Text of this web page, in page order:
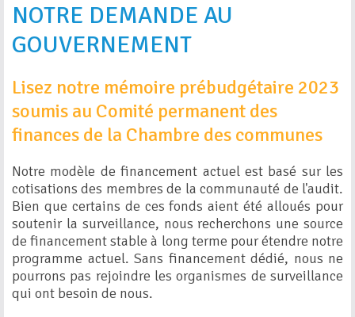
NOTRE DEMANDE AU
GOUVERNEMENT
Lisez notre mémoire prébudgétaire 2023
soumis au Comité permanent des
finances de la Chambre des communes
Notre modèle de financement actuel est basé sur les
cotisations des membres de la communauté de l'audit.
Bien que certains de ces fonds aient été alloués pour
soutenir la surveillance, nous recherchons une source
de financement stable à long terme pour étendre notre
programme actuel. Sans financement dédié, nous ne
pourrons pas rejoindre les organismes de surveillance
qui ont besoin de nous.